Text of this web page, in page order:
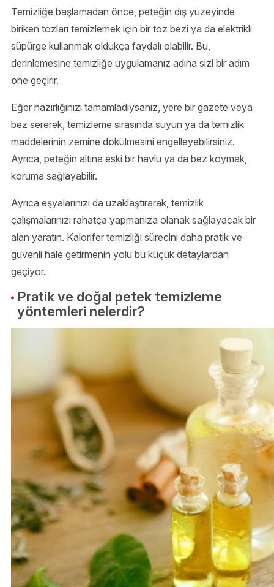
Temizliğe başlamadan önce, peteğin dış yüzeyinde
biriken tozları temizlemek için bir toz bezi ya da elektrikli
süpürge kullanmak oldukça faydalı olabilir. Bu,
derinlemesine temizliğe uygulamanız adına sizi bir adım
öne geçirir.
Eğer hazırlığınızı tamamladıysanız, yere bir gazete veya
bez sererek, temizleme sırasında suyun ya da temizlik
maddelerinin zemine dökülmesini engelleyebilirsiniz.
Ayrıca, peteğin altına eski bir havlu ya da bez koymak,
koruma sağlayabilir.
Ayrıca eşyalarınızı da uzaklaştırarak, temizlik
çalışmalarınızı rahatça yapmanıza olanak sağlayacak bir
alan yaratın. Kalorifer temizliği sürecini daha pratik ve
güvenli hale getirmenin yolu bu küçük detaylardan
geçiyor.
Pratik ve doğal petek temizleme
yöntemleri nelerdir?